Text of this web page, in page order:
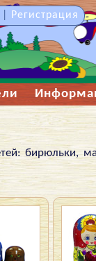
бирюльки,
Регистрация